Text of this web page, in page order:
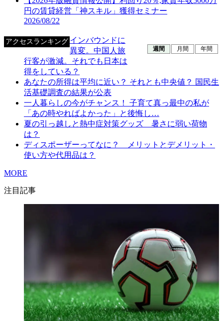
円の賃貸経営「神スキル」獲得セミナー
2026/08/22
アクセスランキング
週間 月間 年間
インバウンドに
異変。中国人旅
行客が激減。それでも日本は
得をしている？
あなたの所得は平均に近い？ それとも中央値？ 国民生
活基礎調査の結果が公表
一人暮らしの今がチャンス！ 子育て真っ最中の私が
「あの時やればよかった」と後悔し…
夏の引っ越しと熱中症対策グッズ 暑さに弱い荷物
は？
ディスポーザーってなに？ メリットとデメリット・
使い方や代用品は？
MORE
注目記事